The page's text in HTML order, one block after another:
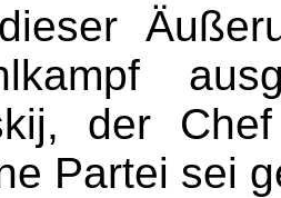
der
Partei sei